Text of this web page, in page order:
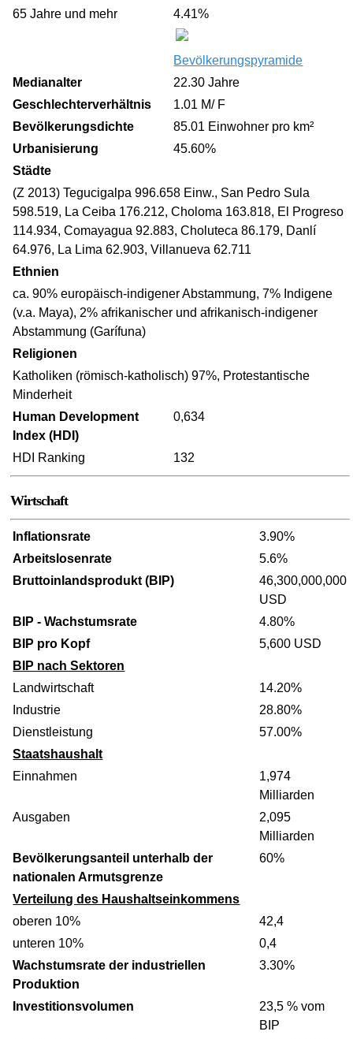
65 Jahre und mehr
4.41%
Bevölkerungspyramide
Medianalter
22.30 Jahre
Geschlechterverhältnis
1.01 M/ F
Bevölkerungsdichte
85.01 Einwohner pro km²
Urbanisierung
45.60%
Städte
(Z 2013) Tegucigalpa 996.658 Einw., San Pedro Sula
598.519, La Ceiba 176.212, Choloma 163.818, El Progreso
114.934, Comayagua 92.883, Choluteca 86.179, Danlí
64.976, La Lima 62.903, Villanueva 62.711
Ethnien
ca. 90% europäisch-indigener Abstammung, 7% Indigene
(v.a. Maya), 2% afrikanischer und afrikanisch-indigener
Abstammung (Garífuna)
Religionen
Katholiken (römisch-katholisch) 97%, Protestantische
Minderheit
Human Development
Index (HDI)
0,634
HDI Ranking 132
Wirtschaft
Inflationsrate
3.90%
Arbeitslosenrate
5.6%
Bruttoinlandsprodukt (BIP)
46,300,000,000
USD
BIP - Wachstumsrate
4.80%
BIP pro Kopf
5,600 USD
BIP nach Sektoren
Landwirtschaft
14.20%
Industrie
28.80%
Dienstleistung
57.00%
Staatshaushalt
Einnahmen
1,974
Milliarden
Ausgaben
2,095
Milliarden
Bevölkerungsanteil unterhalb der
nationalen Armutsgrenze
60%
Verteilung des Haushaltseinkommens
oberen 10%
42,4
unteren 10%
0,4
Wachstumsrate der industriellen
Produktion
3.30%
Investitionsvolumen
23,5 % vom
BIP